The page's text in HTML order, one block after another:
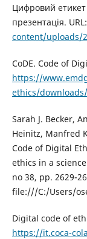
Цифровий етикет
презентація. URL:
content/uploads/
CoDE. Code of
https://
ethics/
Sarah J. Becker,
Heinitz, Manfred
Code of Digital
ethics in a
no 38, pp. 2629-
file:///C:/Users/
Digital code of
https://it.coca-